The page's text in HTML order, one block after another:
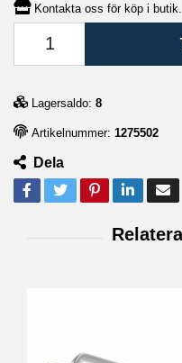
Kontakta oss för köp i butik.
Lagersaldo: 8
Artikelnummer: 1275502
Dela